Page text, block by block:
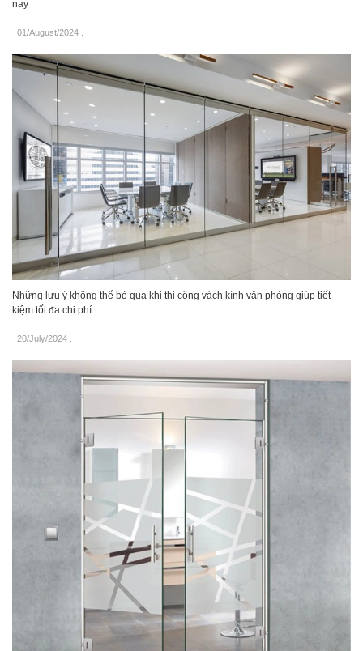
nay
01/August/2024
Những lưu ý không thể bỏ qua khi thi công vách kính văn phòng giúp tiết
kiệm tối đa chi phí
20/July/2024